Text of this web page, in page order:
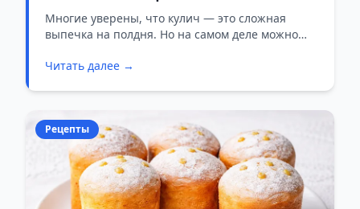
получается нежный и ароматный
Многие уверены, что кулич — это сложная
выпечка на полдня. Но на самом деле можно
кулич всего за час — и без яиц, и без молочных
Читать далее →
Рецепты